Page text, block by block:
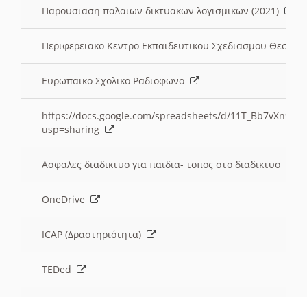
Παρουσιαση παλαιων δικτυακων λογισμικων (2021)
Περιφερειακο Κεντρο Εκπαιδευτικου Σχεδιασμου
Ευρωπαικο Σχολικο Ραδιοφωνο
https://docs.google.com/spreadsheets/d/
usp=sharing
Ασφαλες διαδικτυο για παιδια- τοπος στο διαδικτυο
OneDrive
ICAP (Δραστηριότητα)
TEDed